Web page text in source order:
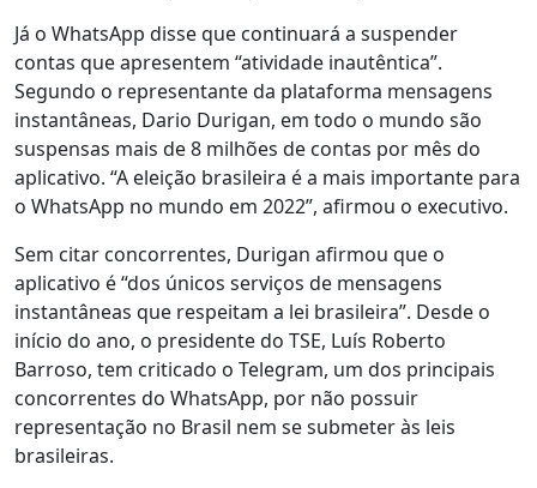
Já o WhatsApp disse que continuará a suspender
contas que apresentem “atividade inautêntica”.
Segundo o representante da plataforma mensagens
instantâneas, Dario Durigan, em todo o mundo são
suspensas mais de 8 milhões de contas por mês do
aplicativo. “A eleição brasileira é a mais importante para
o WhatsApp no mundo em 2022”, afirmou o executivo.
Sem citar concorrentes, Durigan afirmou que o
aplicativo é “dos únicos serviços de mensagens
instantâneas que respeitam a lei brasileira”. Desde o
início do ano, o presidente do TSE, Luís Roberto
Barroso, tem criticado o Telegram, um dos principais
concorrentes do WhatsApp, por não possuir
representação no Brasil nem se submeter às leis
brasileiras.